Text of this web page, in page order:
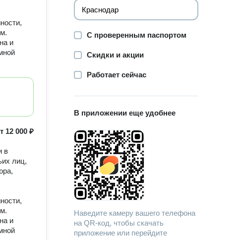
и
12 000 ₽
в
лиц,
и
С проверенным паспортом
Скидки и акции
Работает сейчас
В приложении еще удобнее
Наведите камеру вашего телефона
на QR-код, чтобы скачать
приложение или перейдите